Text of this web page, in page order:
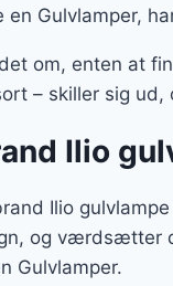
Gulvlamper,
om, enten at
– skiller sig
Ilio
Ilio
og værdsætter
Gulvlamper.